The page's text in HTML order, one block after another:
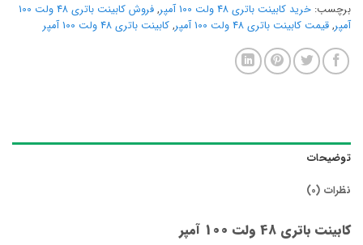
برچسب: خرید کابینت باتری 48 ولت 100 آمپر ,
فروش کابینت باتری 48 ولت 100
آمپر, قیمت کابینت باتری 48 ولت 100 آمپر , کابینت باتری 48 ولت 100 آمپر
توضیحات
نظرات (0)
کابینت باتری 48 ولت 100 آمپر